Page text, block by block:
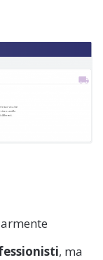
, ma